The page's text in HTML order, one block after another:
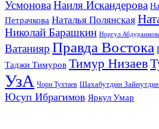
УсмоноваНаиля Искандерова
Петрачкова Наталья Полянская
Николай Барашкин Норгул
Ватанияр Правда Востока
Таджи Тимуров Тимур Низаев
УзА Чори Тухтаев Шахабутдин
Юсуп Ибрагимов Яркул Умар